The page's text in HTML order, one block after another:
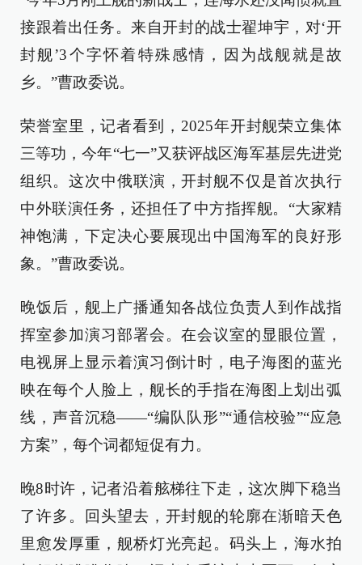
接跟着出任务。来自开封的战士翟坤宇，对‘开
封舰’3个字怀着特殊感情，因为战舰就是故
乡。”曹政委说。
荣誉室里，记者看到，2025年开封舰荣立集体
三等功，今年“七一”又获评战区海军基层先进党
组织。这次中俄联演，开封舰不仅是首次执行
中外联演任务，还担任了中方指挥舰。“大家精
神饱满，下定决心要展现出中国海军的良好形
象。”曹政委说。
晚饭后，舰上广播通知各战位负责人到作战指
挥室参加演习部署会。在会议室的显眼位置，
电视屏上显示着演习倒计时，电子海图的蓝光
映在每个人脸上，舰长的手指在海图上划出弧
线，声音沉稳——“编队队形”“通信校验”“应急
方案”，每个词都短促有力。
晚8时许，记者沿着舷梯往下走，这次脚下稳当
了许多。回头望去，开封舰的轮廓在渐暗天色
里愈发厚重，舰桥灯光亮起。码头上，海水拍